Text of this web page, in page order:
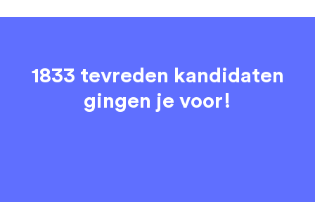
1833 tevreden kandidaten
gingen je voor!